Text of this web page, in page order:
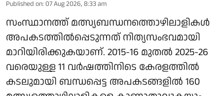
Published on: 07 Aug 2026, 8:33 am
സംസ്ഥാനത്ത് മത്സ്യബന്ധനത്തൊഴിലാളികൾ
അപകടത്തിൽപ്പെടുന്നത് നിത്യസംഭവമായി
മാറിയിരിക്കുകയാണ്. 2015-16 മുതൽ 2025-26
വരെയുള്ള 11 വർഷത്തിനിടെ കേരളത്തിൽ
കടലുമായി ബന്ധപ്പെട്ട അപകടങ്ങളിൽ 160